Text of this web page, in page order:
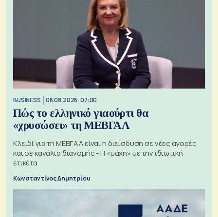
BUSINESS 06.08.2026, 07:00
Πώς το ελληνικό γιαούρτι θα
«χρυσώσει» τη ΜΕΒΓΑΛ
Κλειδί για τη ΜΕΒΓΑΛ είναι η διείσδυση σε νέες αγορές
και σε κανάλια διανομής - Η «μάχη» με την ιδιωτική
ετικέτα
Κωνσταντίνος Δημητρίου